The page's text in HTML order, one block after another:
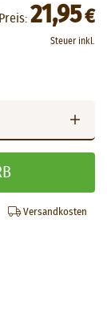
Preis: 21,95€
Steuer inkl.
Versandkosten